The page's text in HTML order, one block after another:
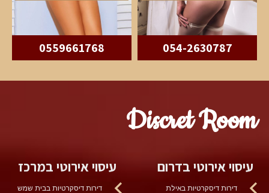
054-2630787
0559661768
Discret Room
עיסוי אירוטי בדרום
דירות דיסקרטיות באילת
עיסוי אירוטי במרכז
דירות דיסקרטיות בבית שמש